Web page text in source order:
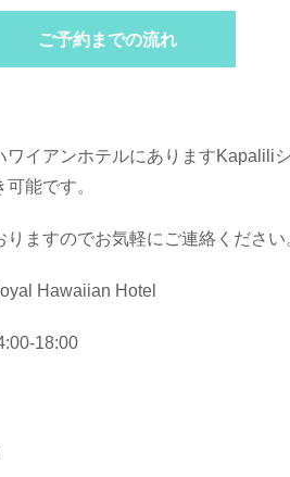
ご予約までの流れ
ワイアンホテルにありますKapalili
能です。
りますのでお気軽にご連絡ください
Hawaiian Hotel
18:00